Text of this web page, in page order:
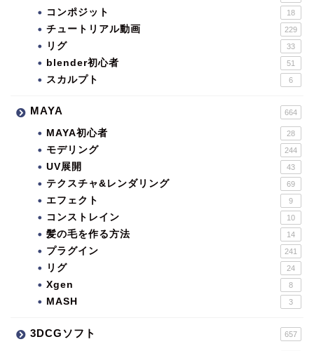
コンポジット
18
チュートリアル動画 229
リグ 33
blender初心者 51
スカルプト 6
MAYA 664
MAYA初心者 28
モデリング 244
UV展開 43
テクスチャ&レンダリング 69
エフェクト 9
コンストレイン 10
髪の毛を作る方法 14
プラグイン 241
リグ 24
Xgen 8
MASH 3
3DCGソフト 657